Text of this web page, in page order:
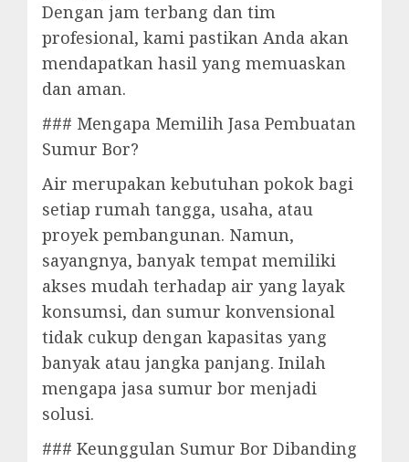
Dengan jam terbang dan tim
profesional, kami pastikan Anda akan
mendapatkan hasil yang memuaskan
dan aman.
### Mengapa Memilih Jasa Pembuatan
Sumur Bor?
Air merupakan kebutuhan pokok bagi
setiap rumah tangga, usaha, atau
proyek pembangunan. Namun,
sayangnya, banyak tempat memiliki
akses mudah terhadap air yang layak
konsumsi, dan sumur konvensional
tidak cukup dengan kapasitas yang
banyak atau jangka panjang. Inilah
mengapa jasa sumur bor menjadi
solusi.
### Keunggulan Sumur Bor Dibanding